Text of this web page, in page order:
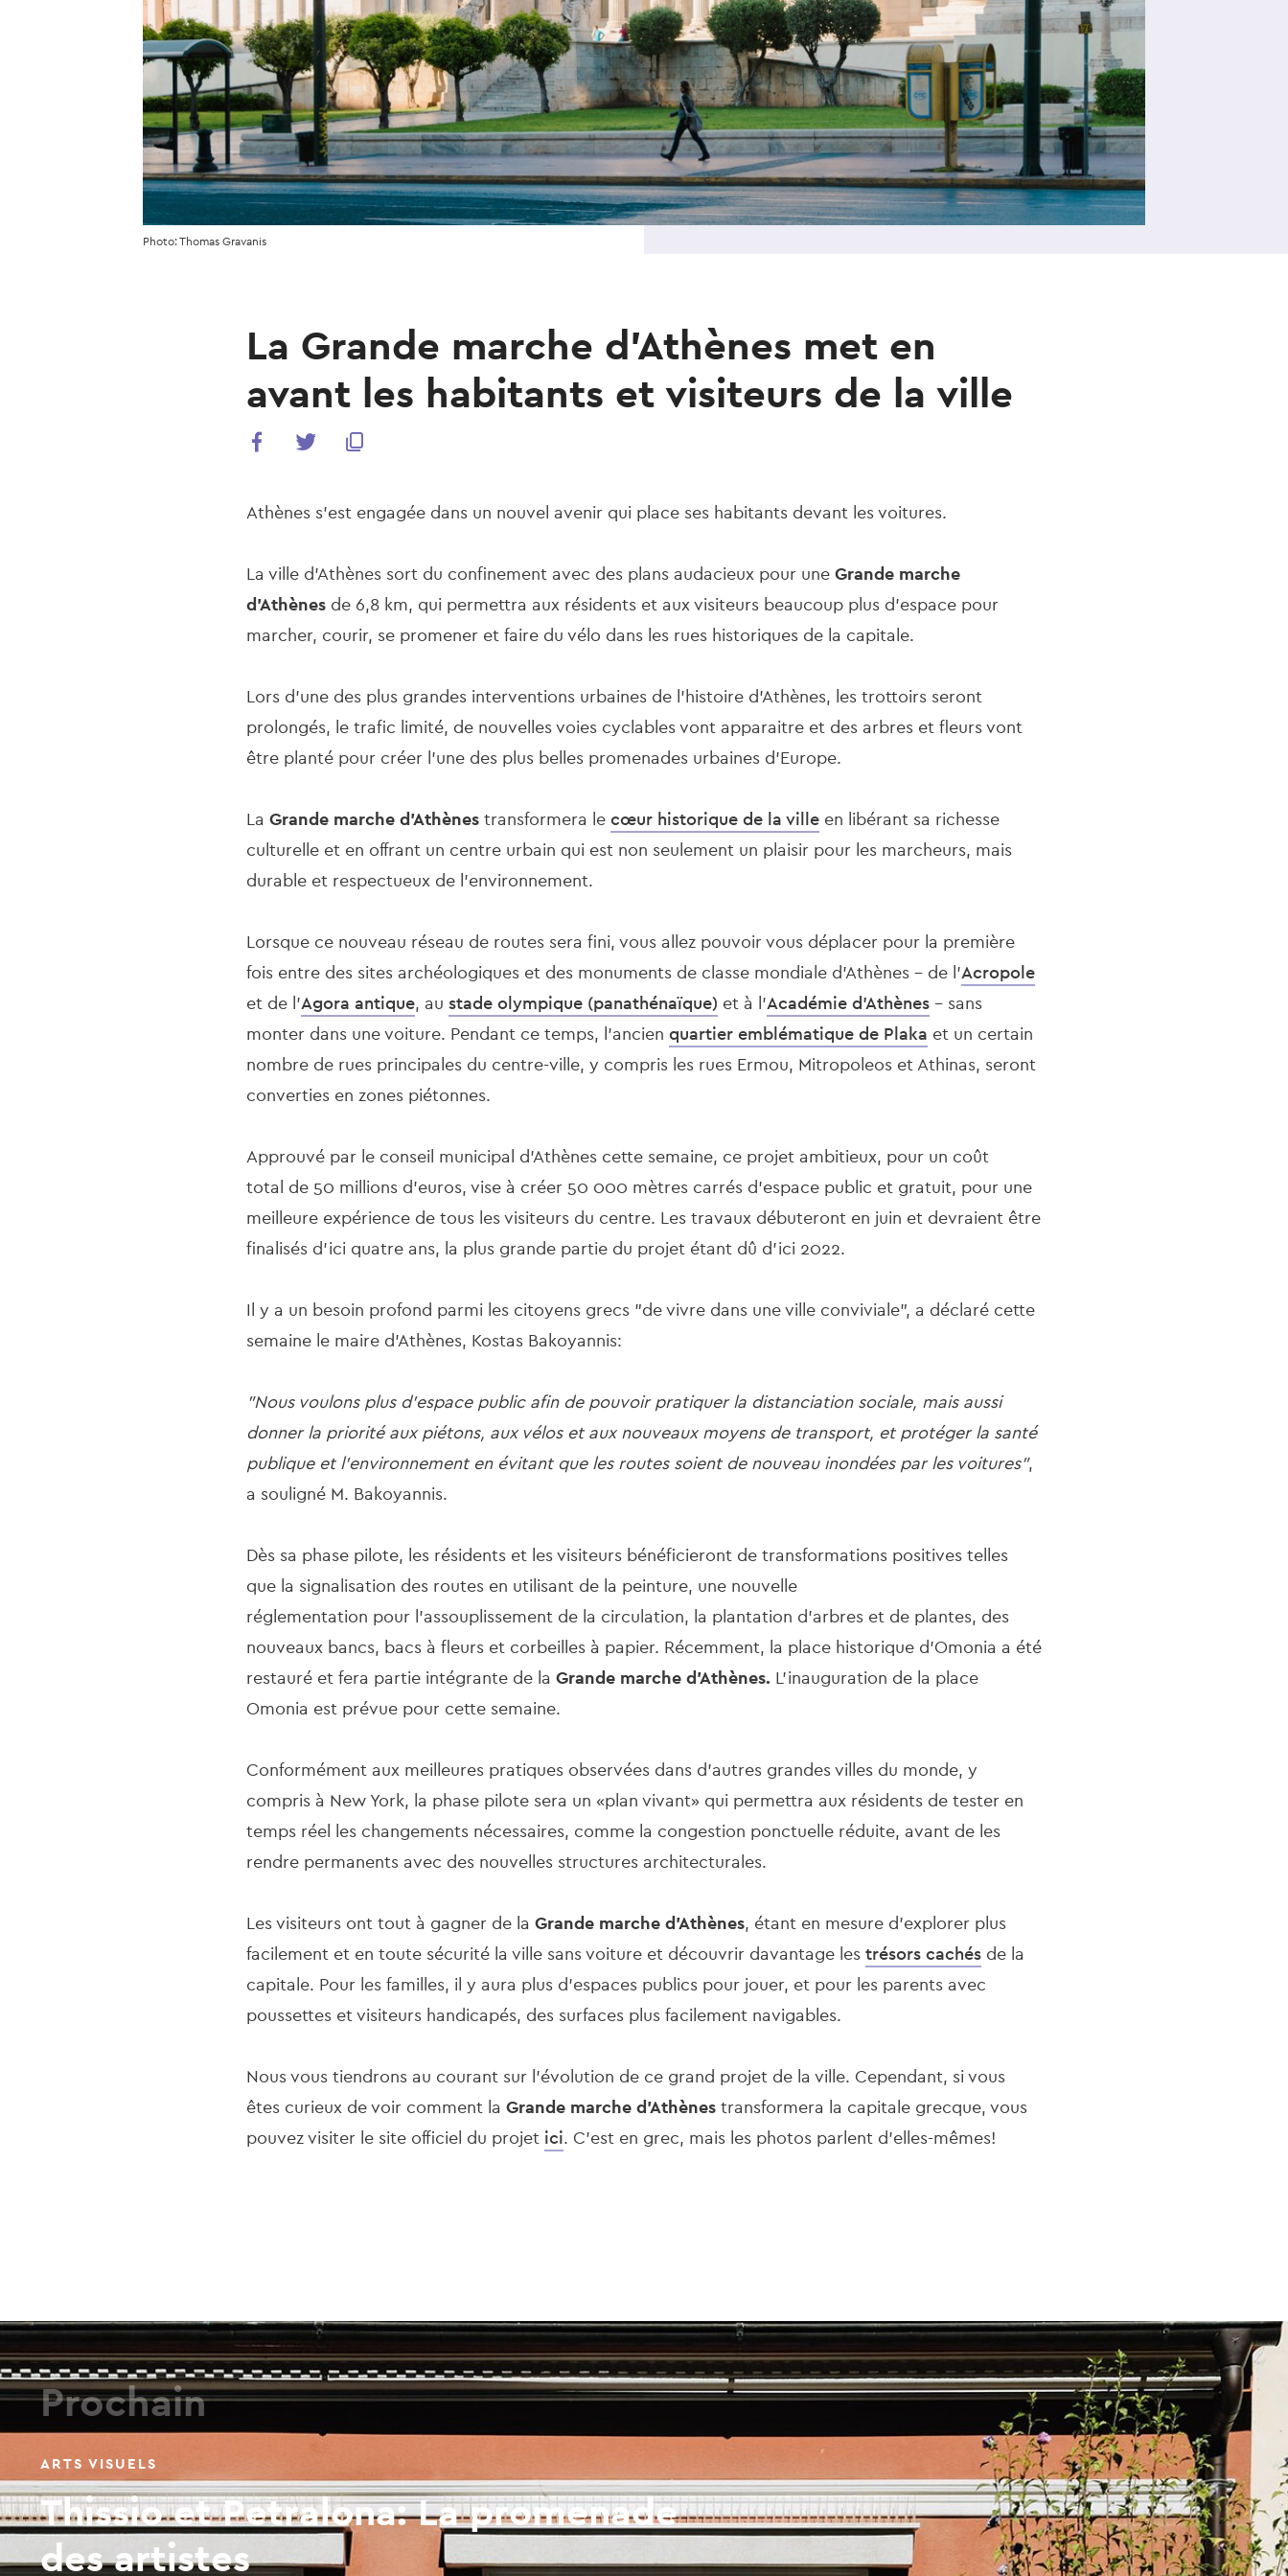
Photo: Thomas Gravanis
La Grande marche d'Athènes met en
avant les habitants et visiteurs de la ville
Athènes s'est engagée dans un nouvel avenir qui place ses habitants devant les voitures.
La ville d'Athènes sort du confinement avec des plans audacieux pour une Grande marche
d'Athènesde 6,8 km, qui permettra aux résidents et aux visiteurs beaucoup plus d'espace pour
marcher, courir, se promener et faire du vélo dans les rues historiques de la capitale.
Lors d'une des plus grandes interventions urbaines de l'histoire d'Athènes, les trottoirs seront
prolongés, le trafic limité, de nouvelles voies cyclables vont apparaitre et des arbres et fleurs vont
être planté pour créer l'une des plus belles promenades urbaines d'Europe.
La Grande marche d'Athènestransformera le cœur historique de la villeen libérant sa richesse
culturelle et en offrant un centre urbain qui est non seulement un plaisir pour les marcheurs, mais
durable et respectueux de l'environnement.
Lorsque ce nouveau réseau de routes sera fini, vous allez pouvoir vous déplacer pour la première
fois entre des sites archéologiques et des monuments de classe mondiale d'Athènes - de l'Acropole
et de l'Agora antique, au stade olympique (panathénaïque) et à l'Académie d'Athènes- sans
monter dans une voiture. Pendant ce temps, l'ancien quartier emblématique de Plaka et un certain
nombre de rues principales du centre-ville, y compris les rues Ermou, Mitropoleos et Athinas, seront
converties en zones piétonnes.
Approuvé par le conseil municipal d'Athènes cette semaine, ce projet ambitieux, pour un coût
total de 50 millions d'euros, vise à créer 50 000 mètres carrés d'espace public et gratuit, pour une
meilleure expérience de tous les visiteurs du centre. Les travaux débuteront en juin et devraient être
finalisés d'ici quatre ans, la plus grande partie du projet étant dû d'ici 2022.
Il y a un besoin profond parmi les citoyens grecs "de vivre dans une ville conviviale", a déclaré cette
semaine le maire d'Athènes, Kostas Bakoyannis:
"Nous voulons plus d'espace public afin de pouvoir pratiquer la distanciation sociale, mais aussi
donner la priorité aux piétons, aux vélos et aux nouveaux moyens de transport, et protéger la santé
publique et l'environnement en évitant que les routes soient de nouveau inondées par les voitures",
a souligné M. Bakoyannis.
Dès sa phase pilote, les résidents et les visiteurs bénéficieront de transformations positives telles
que la signalisation des routes en utilisant de la peinture, une nouvelle
réglementation pour l'assouplissement de la circulation, la plantation d'arbres et de plantes, des
nouveaux bancs, bacs à fleurs et corbeilles à papier. Récemment, la place historique d'Omonia a été
restauré et fera partie intégrante de la Grande marche d'Athènes. L'inauguration de la place
Omonia est prévue pour cette semaine.
Conformément aux meilleures pratiques observées dans d'autres grandes villes du monde, y
compris à New York, la phase pilote sera un «plan vivant» qui permettra aux résidents de tester en
temps réel les changements nécessaires, comme la congestion ponctuelle réduite, avant de les
rendre permanents avec des nouvelles structures architecturales.
Les visiteurs ont tout à gagner de la Grande marche d'Athènes, étant en mesure d'explorer plus
facilement et en toute sécurité la ville sans voiture et découvrir davantage les trésors cachésde la
capitale. Pour les familles, il y aura plus d'espaces publics pour jouer, et pour les parents avec
poussettes et visiteurs handicapés, des surfaces plus facilement navigables.
Nous vous tiendrons au courant sur l'évolution de ce grand projet de la ville. Cependant, si vous
êtes curieux de voir comment la Grande marche d'Athènestransformera la capitale grecque, vous
pouvez visiter le site officiel du projet ici. C'est en grec, mais les photos parlent d'elles-mêmes!
Prochain
ARTS VISUELS
Thissio et Petralona: La promenade
des artistes